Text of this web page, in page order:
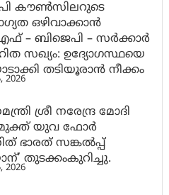
കൗൺസിലറുടെ
ഒഴിവാക്കാൻ
– ബിജെപി – സർക്കാർ
സഖ്യം: ഉദ്യോഗസ്ഥയെ
തടിയൂരാൻ നീക്കം
2026
ശ്രീ നരേന്ദ്ര മോദി
മുക്ത് യുവ ഫോർ
ഭാരത് സങ്കൽപ്പ്
തുടക്കംകുറിച്ചു.
2026